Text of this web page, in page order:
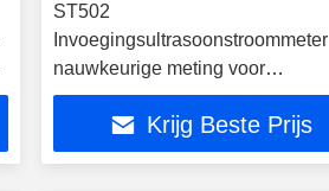
ST502
Invoegingsultrasoonstroommeter
nauwkeurige meting voor
verschillende vloeistoffen
Krijg Beste Prijs